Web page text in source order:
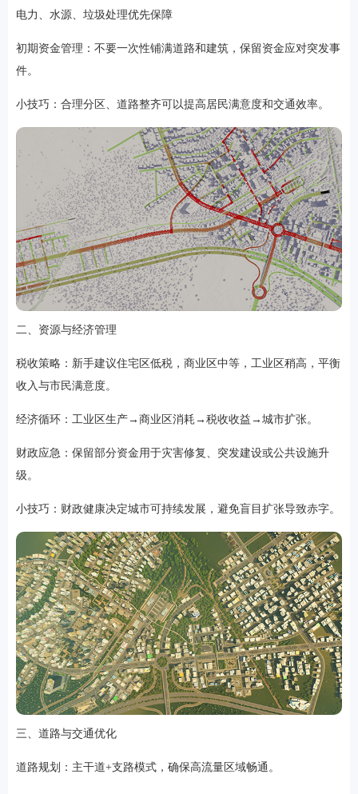
软件
专题
排行
电力、水源、垃圾处理优先保障
初期资金管理：不要一次性铺满道路和建筑，保留资金应对突发事
件。
小技巧：合理分区、道路整齐可以提高居民满意度和交通效率。
二、资源与经济管理
税收策略：新手建议住宅区低税，商业区中等，工业区稍高，平衡
收入与市民满意度。
经济循环：工业区生产→商业区消耗→税收收益→城市扩张。
财政应急：保留部分资金用于灾害修复、突发建设或公共设施升
级。
小技巧：财政健康决定城市可持续发展，避免盲目扩张导致赤字。
三、道路与交通优化
道路规划：主干道+支路模式，确保高流量区域畅通。